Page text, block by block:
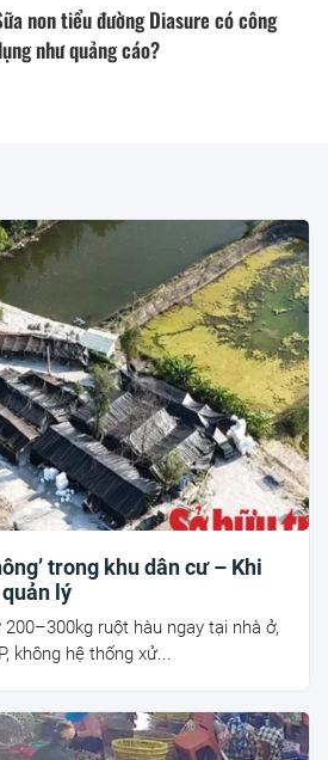
non tiểu đường Diasure có công
như quảng cáo?
trong khu dân cư – Khi
lý
ruột hàu ngay tại nhà ở,
không hệ thống xử...